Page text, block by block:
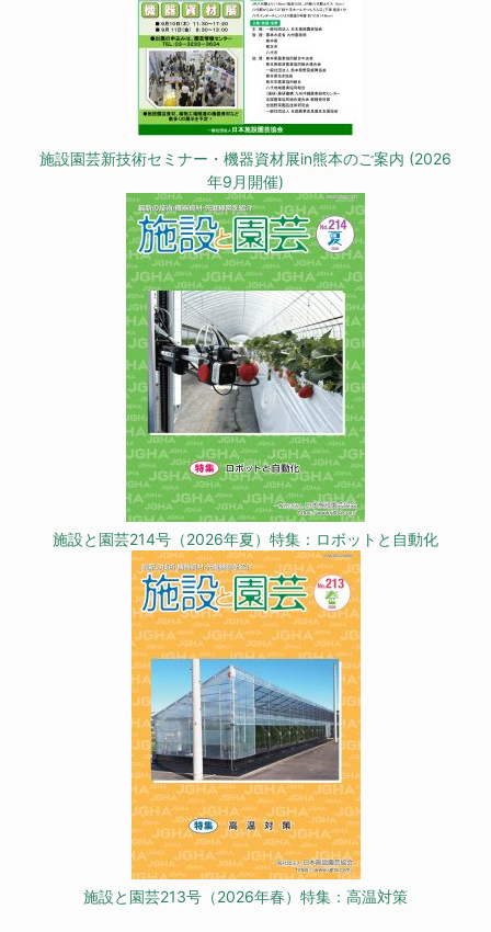
施設園芸新技術セミナー・機器資材展in熊本のご案内 (2026
年9月開催)
施設と園芸214号（2026年夏）特集：ロボットと自動化
施設と園芸213号（2026年春）特集：高温対策